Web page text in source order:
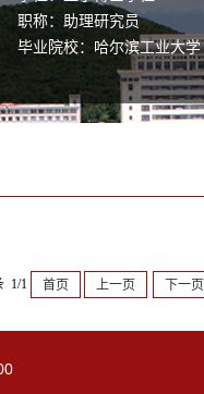
职称：助理研究员
毕业院校：哈尔滨工业大学
1/1 首页 上一页 下一页